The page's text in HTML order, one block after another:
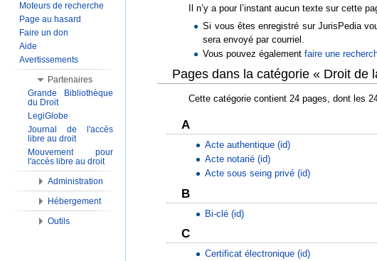
Il n’y a pour l’instant aucun texte sur cette
Si vous êtes enregistré sur JurisPedia
sera envoyé par courriel.
Vous pouvez égalementfaire une
Pages dans la catégorie « Droit de
Cette catégorie contient 24 pages, dont les
A
Acte authentique (id)
Acte notarié (id)
Acte sous seing privé (id)
B
Bi-clé (id)
C
Certificat électronique (id)
Moteurs de recherche
Page au hasard
Faire un don
Aide
Avertissements
Partenaires
Grande Bibliothèque
du Droit
LegiGlobe
Journal de l'accès
libre au droit
Mouvement pour
l'accès libre au droit
Administration
Hébergement
Outils